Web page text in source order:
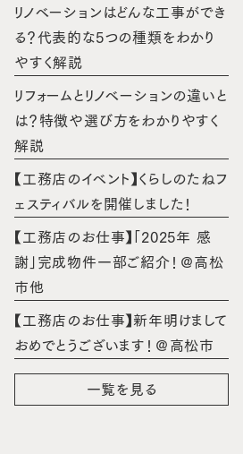
リノベーションはどんな工事ができ
る？代表的な5つの種類をわかり
やすく解説
リフォームとリノベーションの違いと
は？特徴や選び方をわかりやすく
解説
【工務店のイベント】くらしのたねフ
ェスティバルを開催しました！
【工務店のお仕事】「2025年 感
謝」完成物件一部ご紹介！＠高松
市他
【工務店のお仕事】新年明けまして
おめでとうございます！＠高松市
一覧を見る